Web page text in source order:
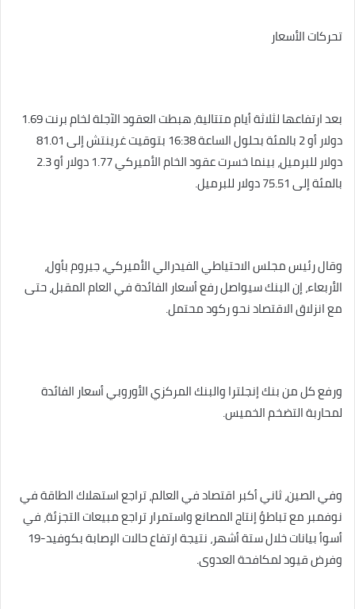
تحركات الأسعار
بعد ارتفاعها لثلاثة أيام متتالية، هبطت العقود الآجلة لخام برنت 1.69
دولار أو 2 بالمئة بحلول الساعة 16:38 بتوقيت غرينتش إلى 81.01
دولار للبرميل، بينما خسرت عقود الخام الأميركي 1.77 دولار أو 2.3
بالمئة إلى 75.51 دولار للبرميل.
وقال رئيس مجلس الاحتياطي الفيدرالي الأميركي، جيروم بأول،
الأربعاء، إن البنك سيواصل رفع أسعار الفائدة في العام المقبل، حتى
مع انزلاق الاقتصاد نحو ركود محتمل.
ورفع كل من بنك إنجلترا والبنك المركزي الأوروبي أسعار الفائدة
لمحاربة التضخم الخميس.
وفي الصين، ثاني أكبر اقتصاد في العالم، تراجع استهلاك الطاقة في
نوفمبر مع تباطؤ إنتاج المصانع واستمرار تراجع مبيعات التجزئة، في
أسوأ بيانات خلال ستة أشهر، نتيجة ارتفاع حالات الإصابة بكوفيد-19
وفرض قيود لمكافحة العدوى.